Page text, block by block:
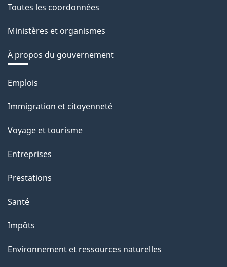
Toutes les coordonnées
Ministères et organismes
À propos du gouvernement
Thèmes
sujets
Emplois
Immigration et citoyenneté
Voyage et tourisme
Entreprises
Prestations
Santé
Impôts
Environnement et ressources naturelles